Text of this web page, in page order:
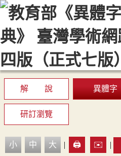
::: 最新消息 常見問題 編
顯示模式
網站導覽
解 說 異體字
研訂瀏覽
小 中 大 | 🖨️ ✉️ |